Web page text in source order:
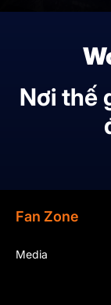
Nơi thế
Fan Zone
Media